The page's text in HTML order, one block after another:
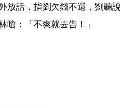
放話，指劉欠錢不還，劉聽說
嗆：「不爽就去告！」